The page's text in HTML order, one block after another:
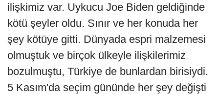
ilişkimiz var. Uykucu Joe Biden geldiğinde
kötü şeyler oldu. Sınır ve her konuda her
şey kötüye gitti. Dünyada espri malzemesi
olmuştuk ve birçok ülkeyle ilişkilerimiz
bozulmuştu, Türkiye de bunlardan birisiydi.
5 Kasım'da seçim gününde her şey değişti